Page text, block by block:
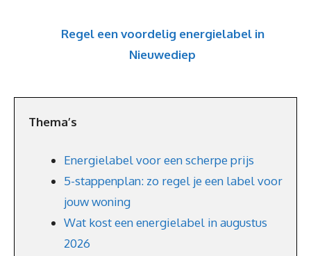
Regel een voordelig energielabel in
Nieuwediep
Thema’s
Energielabel voor een scherpe prijs
5-stappenplan: zo regel je een label voor
jouw woning
Wat kost een energielabel in augustus
2026